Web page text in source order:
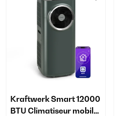
Kraftwerk Smart 12000
BTU Climatiseur mobile